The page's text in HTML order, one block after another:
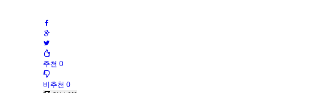
추천 0
비추천 0